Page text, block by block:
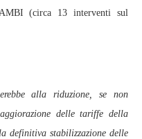
(circa 13 interventi sul
alla riduzione, se non
delle tariffe della
definitiva stabilizzazione delle